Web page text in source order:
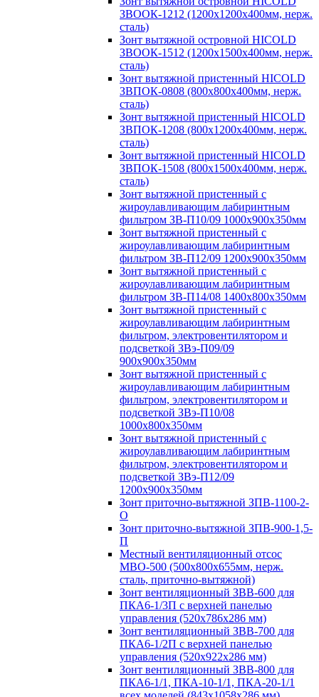
ЗВООК-1212 (1200x1200x400мм, нерж.
сталь)
Зонт вытяжной островной HICOLD
ЗВООК-1512 (1200х1500х400мм, нерж.
сталь)
Зонт вытяжной пристенный HICOLD
ЗВПОК-0808 (800х800х400мм, нерж.
сталь)
Зонт вытяжной пристенный HICOLD
ЗВПОК-1208 (800х1200х400мм, нерж.
сталь)
Зонт вытяжной пристенный HICOLD
ЗВПОК-1508 (800х1500х400мм, нерж.
сталь)
Зонт вытяжной пристенный с
жироулавливающим лабиринтным
фильтром ЗВ-П10/09 1000х900х350мм
Зонт вытяжной пристенный с
жироулавливающим лабиринтным
фильтром ЗВ-П12/09 1200х900х350мм
Зонт вытяжной пристенный с
жироулавливающим лабиринтным
фильтром ЗВ-П14/08 1400х800х350мм
Зонт вытяжной пристенный с
жироулавливающим лабиринтным
фильтром, электровентилятором и
подсветкой ЗВэ-П09/09
900х900х350мм
Зонт вытяжной пристенный с
жироулавливающим лабиринтным
фильтром, электровентилятором и
подсветкой ЗВэ-П10/08
1000х800х350мм
Зонт вытяжной пристенный с
жироулавливающим лабиринтным
фильтром, электровентилятором и
подсветкой ЗВэ-П12/09
1200х900х350мм
Зонт приточно-вытяжной ЗПВ-1100-2-
О
Зонт приточно-вытяжной ЗПВ-900-1,5-
П
Местный вентиляционный отсос
МВО-500 (500х800х655мм, нерж.
сталь, приточно-вытяжной)
Зонт вентиляционный ЗВВ-600 для
ПКА6-1/3П с верхней панелью
управления (520х786х286 мм)
Зонт вентиляционный ЗВВ-700 для
ПКА6-1/2П с верхней панелью
управления (520х922х286 мм)
Зонт вентиляционный ЗВВ-800 для
ПКА6-1/1, ПКА-10-1/1, ПКА-20-1/1